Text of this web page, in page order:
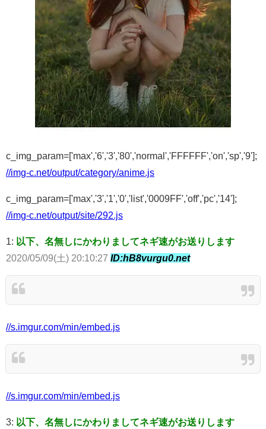
c_img_param=['max','6','3','80','normal','FFFFFF','on','sp','9'];
//img-c.net/output/category/anime.js
c_img_param=['max','3','1','0','list','0009FF','off','pc','14'];
//img-c.net/output/site/292.js
1: 以下、名無しにかわりましてネギ速がお送りします
2020/05/09(土) 20:10:27 ID:hB8vurgu0.net
//s.imgur.com/min/embed.js
//s.imgur.com/min/embed.js
3: 以下、名無しにかわりましてネギ速がお送りします